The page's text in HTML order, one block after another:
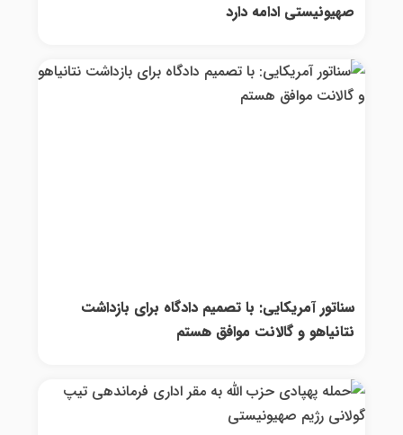
صهیونیستی ادامه دارد
سناتور آمریکایی: با تصمیم دادگاه برای بازداشت
نتانیاهو و گالانت موافق هستم